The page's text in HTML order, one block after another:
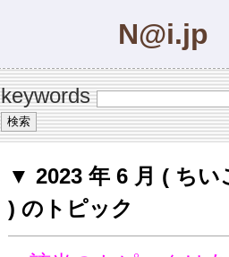
N@i.jp
keywords
▼ 2023 年 6 月 ( ちい
) のトピック